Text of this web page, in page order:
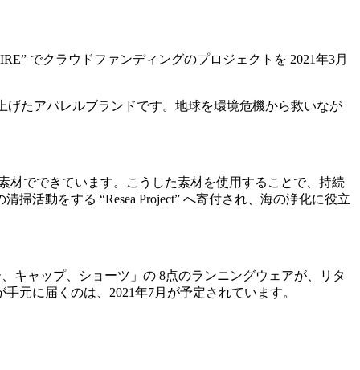
でクラウドファンディングのプロジェクトを 2021年3月
げたアパレルブランドです。地球を環境危機から救いなが
材でできています。こうした素材を使用することで、持続
活動をする “Resea Project” へ寄付され、海の浄化に役立
キャップ、ショーツ」の 8点のランニングウェアが、リタ
元に届くのは、2021年7月が予定されています。